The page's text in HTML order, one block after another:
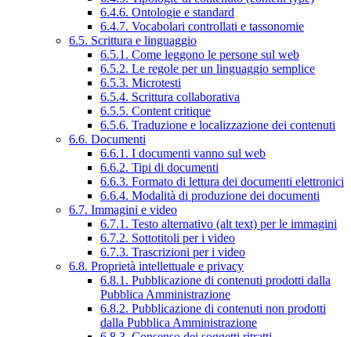
6.4.6. Ontologie e standard
6.4.7. Vocabolari controllati e tassonomie
6.5. Scrittura e linguaggio
6.5.1. Come leggono le persone sul web
6.5.2. Le regole per un linguaggio semplice
6.5.3. Microtesti
6.5.4. Scrittura collaborativa
6.5.5. Content critique
6.5.6. Traduzione e localizzazione dei contenuti
6.6. Documenti
6.6.1. I documenti vanno sul web
6.6.2. Tipi di documenti
6.6.3. Formato di lettura dei documenti elettronici
6.6.4. Modalità di produzione dei documenti
6.7. Immagini e video
6.7.1. Testo alternativo (alt text) per le immagini
6.7.2. Sottotitoli per i video
6.7.3. Trascrizioni per i video
6.8. Proprietà intellettuale e privacy
6.8.1. Pubblicazione di contenuti prodotti dalla
Pubblica Amministrazione
6.8.2. Pubblicazione di contenuti non prodotti
dalla Pubblica Amministrazione